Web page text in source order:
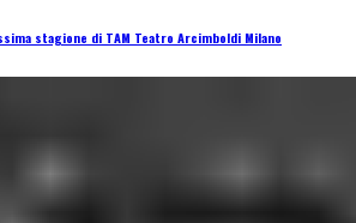
stagione di TAM Teatro Arcimboldi Milano